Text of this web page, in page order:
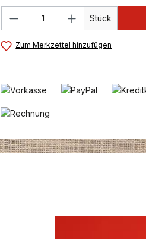
Produkt Anzahl:
Stück
Zum Merkzettel hinzufügen